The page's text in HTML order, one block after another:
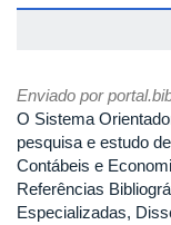
Enviado por
O Sistema
pesquisa e estudo
Contábeis e
Referências
Especializadas,